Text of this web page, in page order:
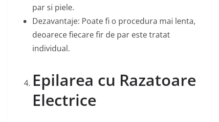
par si piele.
Dezavantaje: Poate fi o procedura mai lenta,
deoarece fiecare fir de par este tratat
individual.
Epilarea cu Razatoare
Electrice